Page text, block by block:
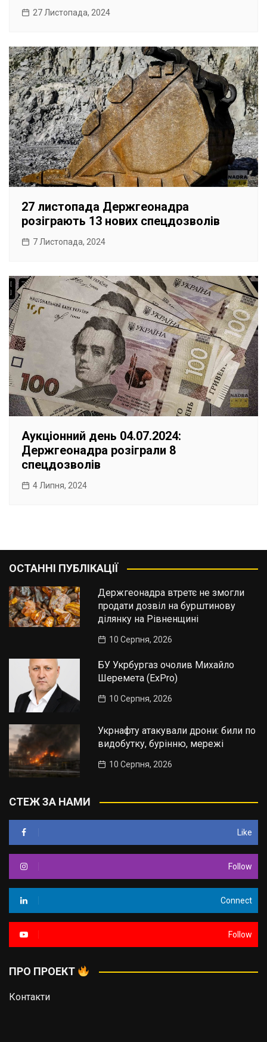
27 Листопада, 2024
27 листопада Держгеонадра
розіграють 13 нових спецдозволів
7 Листопада, 2024
Аукціонний день 04.07.2024:
Держгеонадра розіграли 8
спецдозволів
4 Липня, 2024
ОСТАННІ ПУБЛІКАЦІЇ
Держгеонадра втретє не змогли
продати дозвіл на бурштинову
ділянку на Рівненщині
10 Серпня, 2026
БУ Укрбургаз очолив Михайло
Шеремета (ExPro)
10 Серпня, 2026
Укрнафту атакували дрони: били по
видобутку, бурінню, мережі
10 Серпня, 2026
СТЕЖ ЗА НАМИ
Like
Follow
Connect
Follow
ПРО ПРОЕКТ
Контакти